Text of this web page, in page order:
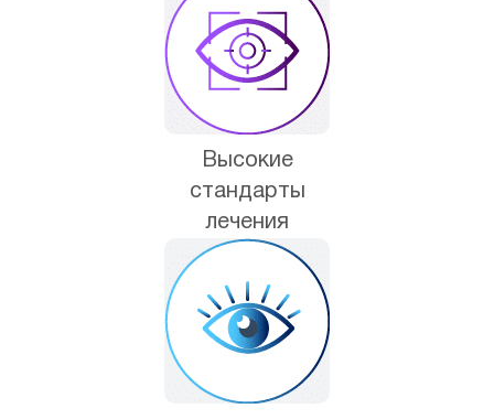
Высокие
стандарты
лечения